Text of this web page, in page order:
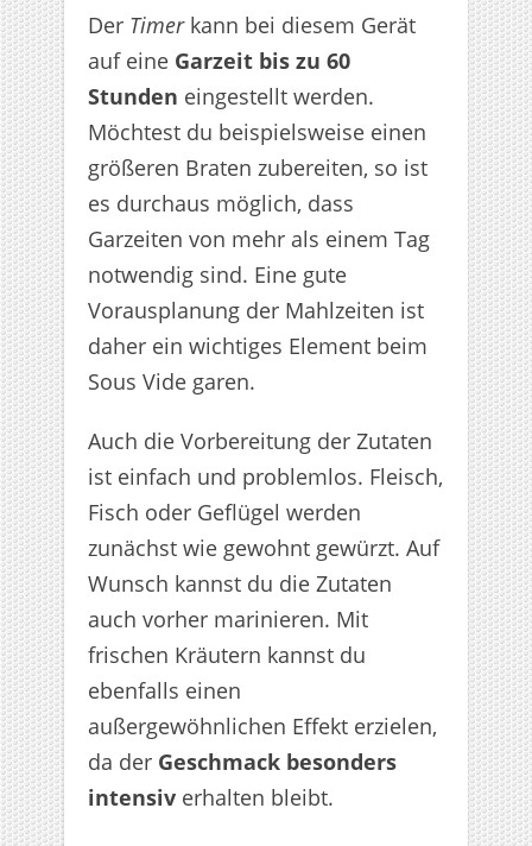
Der Timerkann bei diesem Gerät
auf eine Garzeit bis zu 60
Stunden eingestellt werden.
Möchtest du beispielsweise einen
größeren Braten zubereiten, so ist
es durchaus möglich, dass
Garzeiten von mehr als einem Tag
notwendig sind. Eine gute
Vorausplanung der Mahlzeiten ist
daher ein wichtiges Element beim
Sous Vide garen.
Auch die Vorbereitung der Zutaten
ist einfach und problemlos. Fleisch,
Fisch oder Geflügel werden
zunächst wie gewohnt gewürzt. Auf
Wunsch kannst du die Zutaten
auch vorher marinieren. Mit
frischen Kräutern kannst du
ebenfalls einen
außergewöhnlichen Effekt erzielen,
da der Geschmack besonders
intensiv erhalten bleibt.